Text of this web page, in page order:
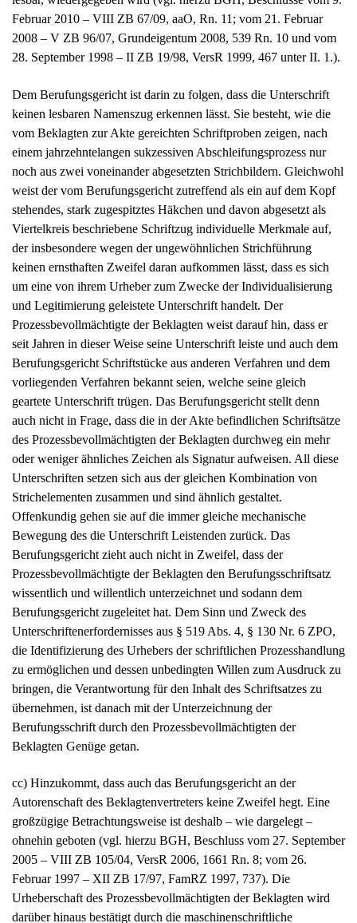
Februar 2010 – VIII ZB 67/09, aaO, Rn. 11; vom 21. Februar
2008 – V ZB 96/07, Grundeigentum 2008, 539 Rn. 10 und vom
28. September 1998 – II ZB 19/98, VersR 1999, 467 unter II. 1.).
keinen lesbaren Namenszug erkennen lässt. Sie besteht, wie die
vom Beklagten zur Akte gereichten Schriftproben zeigen, nach
einem jahrzehntelangen sukzessiven Abschleifungsprozess nur
noch aus zwei voneinander abgesetzten Strichbildern. Gleichwohl
weist der vom Berufungsgericht zutreffend als ein auf dem Kopf
stehendes, stark zugespitztes Häkchen und davon abgesetzt als
Viertelkreis beschriebene Schriftzug individuelle Merkmale auf,
der insbesondere wegen der ungewöhnlichen Strichführung
keinen ernsthaften Zweifel daran aufkommen lässt, dass es sich
um eine von ihrem Urheber zum Zwecke der Individualisierung
und Legitimierung geleistete Unterschrift handelt. Der
Prozessbevollmächtigte der Beklagten weist darauf hin, dass er
seit Jahren in dieser Weise seine Unterschrift leiste und auch dem
Berufungsgericht Schriftstücke aus anderen Verfahren und dem
vorliegenden Verfahren bekannt seien, welche seine gleich
geartete Unterschrift trügen. Das Berufungsgericht stellt denn
auch nicht in Frage, dass die in der Akte befindlichen Schriftsätze
des Prozessbevollmächtigten der Beklagten durchweg ein mehr
oder weniger ähnliches Zeichen als Signatur aufweisen. All diese
Unterschriften setzen sich aus der gleichen Kombination von
Strichelementen zusammen und sind ähnlich gestaltet.
Offenkundig gehen sie auf die immer gleiche mechanische
Bewegung des die Unterschrift Leistenden zurück. Das
Berufungsgericht zieht auch nicht in Zweifel, dass der
Prozessbevollmächtigte der Beklagten den Berufungsschriftsatz
wissentlich und willentlich unterzeichnet und sodann dem
Berufungsgericht zugeleitet hat. Dem Sinn und Zweck des
Unterschriftenerfordernisses aus § 519 Abs. 4, § 130 Nr. 6 ZPO,
die Identifizierung des Urhebers der schriftlichen Prozesshandlung
zu ermöglichen und dessen unbedingten Willen zum Ausdruck zu
bringen, die Verantwortung für den Inhalt des Schriftsatzes zu
übernehmen, ist danach mit der Unterzeichnung der
Berufungsschrift durch den Prozessbevollmächtigten der
Beklagten Genüge getan.
Autorenschaft des Beklagtenvertreters keine Zweifel hegt. Eine
großzügige Betrachtungsweise ist deshalb – wie dargelegt –
ohnehin geboten (vgl. hierzu BGH, Beschluss vom 27. September
2005 – VIII ZB 105/04, VersR 2006, 1661 Rn. 8; vom 26.
Februar 1997 – XII ZB 17/97, FamRZ 1997, 737). Die
Urheberschaft des Prozessbevollmächtigten der Beklagten wird
darüber hinaus bestätigt durch die maschinenschriftliche